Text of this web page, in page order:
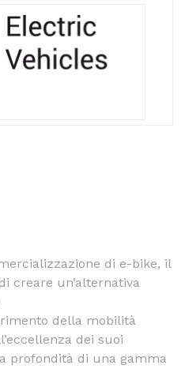
di e-bike, il
creare un’alternativa
della mobilità
dei suoi
profondità di una gamma